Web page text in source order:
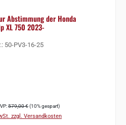
Abstimmung der Honda
XL 750 2023-
50-PV3-16-25
Preis:
579,00 €(10% gespart)
zzgl. Versandkosten